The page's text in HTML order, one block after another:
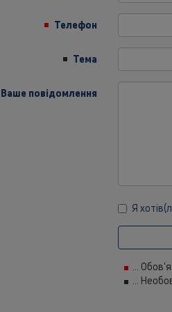
Телефон
Тема
Ваше повідомлення
Я
...
...